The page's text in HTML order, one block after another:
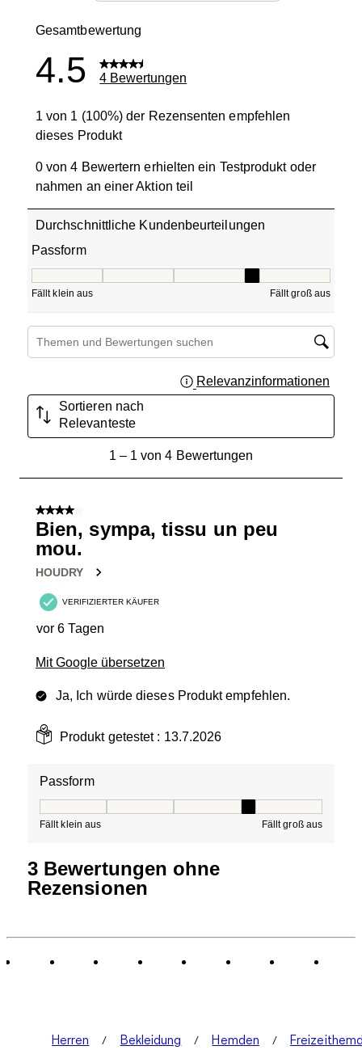
Gesamtbewertung
4.5 4 Bewertungen
1 von 1 (100%) der Rezensenten empfehlen
dieses Produkt
0 von 4 Bewertern erhielten ein Testprodukt oder
nahmen an einer Aktion teil
Durchschnittliche Kundenbeurteilungen
Passform
Fällt klein aus Fällt groß aus
Suchthemen und Bewertungen Suchregion
Relevanzinformationen
Sortieren nach
Relevanteste
von
Bewertungen.
1– 1 von 4 Bewertungen
4 von 5 Sternen.
Bien, sympa, tissu un peu
mou.
HOUDRY
VERIFIZIERTER KÄUFER
vor 6 Tagen
Mit Google übersetzen
Ja, Ich würde dieses Produkt empfehlen.
Produkt getestet : 13.7.2026
Passform
Fällt klein aus Fällt groß aus
3 Bewertungen ohne
Rezensionen
Herren Bekleidung Hemden